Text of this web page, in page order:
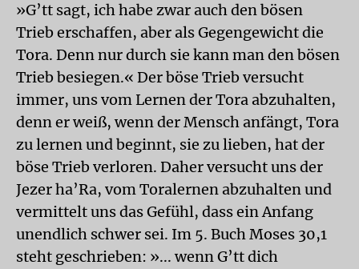
»G’tt sagt, ich habe zwar auch den bösen
Trieb erschaffen, aber als Gegengewicht die
Tora. Denn nur durch sie kann man den bösen
Trieb besiegen.« Der böse Trieb versucht
immer, uns vom Lernen der Tora abzuhalten,
denn er weiß, wenn der Mensch anfängt, Tora
zu lernen und beginnt, sie zu lieben, hat der
böse Trieb verloren. Daher versucht uns der
Jezer ha’Ra, vom Toralernen abzuhalten und
vermittelt uns das Gefühl, dass ein Anfang
unendlich schwer sei. Im 5. Buch Moses 30,1
steht geschrieben: »... wenn G’tt dich